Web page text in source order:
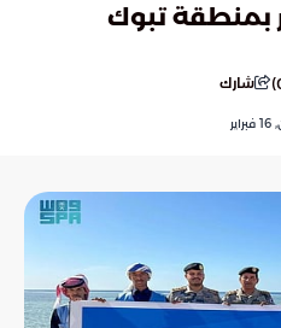
بمنطقة تبوك
) شارك